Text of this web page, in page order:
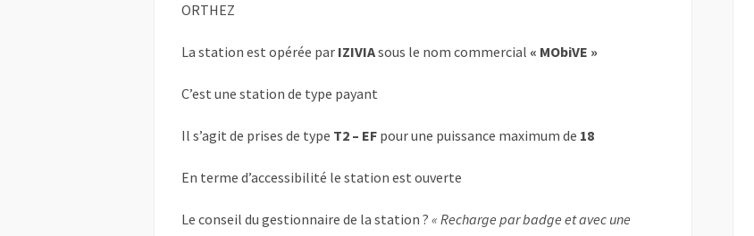
ORTHEZ
La station est opérée par IZIVIAsous le nom commercial « MObiVE »
C’est une station de type payant
Il s’agit de prises de type T2 – EF pour une puissance maximum de 18
En terme d’accessibilité le station est ouverte
Le conseil du gestionnaire de la station ? « Recharge par badge et avec une